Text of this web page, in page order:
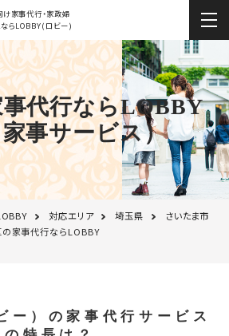
家事代行・家政婦
らLOBBY(ロビー)
代行ならLOBBY
事サービス）
対応エリア 埼玉県
さいたま市
家事代行ならLOBBY
ー）の家事代行サービス